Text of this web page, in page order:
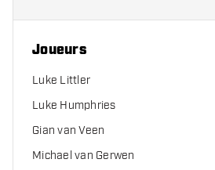
Joueurs
Luke Littler
Luke Humphries
Gian van Veen
Michael van Gerwen